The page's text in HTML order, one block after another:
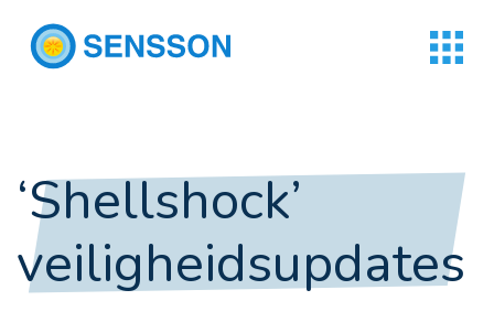
‘Shellshock’
veiligheidsupdates